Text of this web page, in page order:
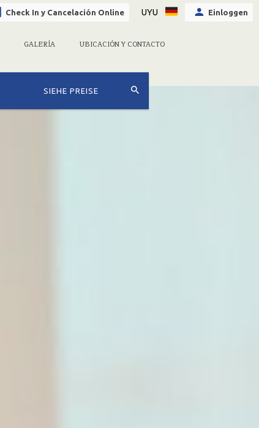
GALERÍA UBICACIÓN Y CONTACTO
Check In y Cancelación Online UYU Einloggen
SIEHE PREISE